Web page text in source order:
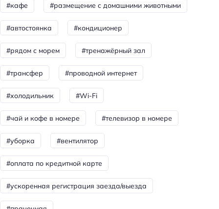
Пляжный отдых
Бесплатные зонтики/шезлонги
Шезлонги
Пляжная линия: 1-я линия
Частный пляж
Тип пляжа: песчаный
Площадь пляжа: 5250
Общая информация
Тип гостиницы: апартотель
Тип гостиницы: пансион
Тип гостиницы: номер
Тип гостиницы: гостевой дом
#кафе #размещение с домашними животными
#автостоянка #кондиционер
#рядом с морем #тренажёрный зал
#трансфер #проводной интернет
#холодильник #Wi-Fi
#чай и кофе в номере #телевизор в номере
#уборка #вентилятор
#оплата по кредитной карте
#ускоренная регистрация заезда/выезда